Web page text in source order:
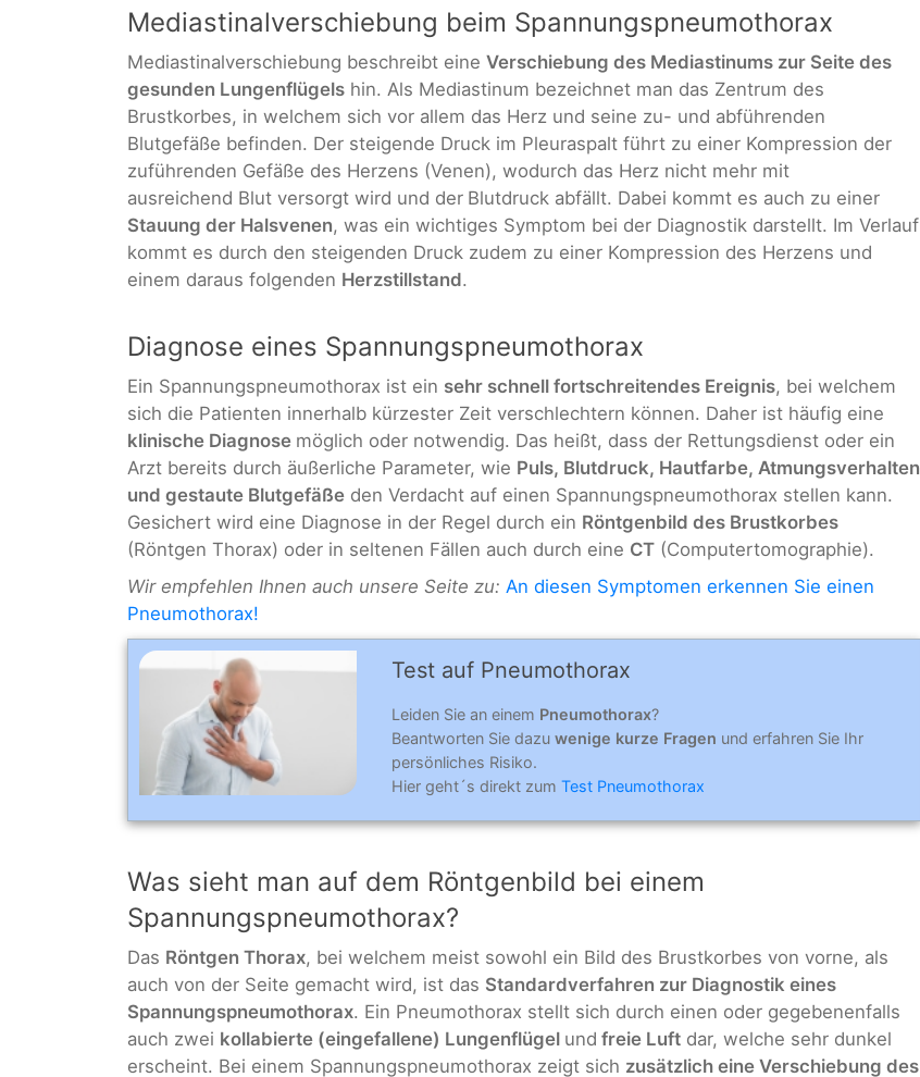
Mediastinalverschiebung beim Spannungspneumothorax
Mediastinalverschiebung beschreibt eine Verschiebung des Mediastinums zur Seite des
gesunden Lungenflügels hin. Als Mediastinum bezeichnet man das Zentrum des
Brustkorbes, in welchem sich vor allem das Herz und seine zu- und abführenden
Blutgefäße befinden. Der steigende Druck im Pleuraspalt führt zu einer Kompression der
zuführenden Gefäße des Herzens (Venen), wodurch das Herz nicht mehr mit
ausreichend Blut versorgt wird und der Blutdruck abfällt. Dabei kommt es auch zu einer
Stauung der Halsvenen, was ein wichtiges Symptom bei der Diagnostik darstellt. Im Verlauf
kommt es durch den steigenden Druck zudem zu einer Kompression des Herzens und
einem daraus folgenden Herzstillstand.
Diagnose eines Spannungspneumothorax
Ein Spannungspneumothorax ist ein sehr schnell fortschreitendes Ereignis, bei welchem
sich die Patienten innerhalb kürzester Zeit verschlechtern können. Daher ist häufig eine
klinische Diagnose möglich oder notwendig. Das heißt, dass der Rettungsdienst oder ein
Arzt bereits durch äußerliche Parameter, wie Puls, Blutdruck, Hautfarbe, Atmungsverhalten
und gestaute Blutgefäße den Verdacht auf einen Spannungspneumothorax stellen kann.
Gesichert wird eine Diagnose in der Regel durch ein Röntgenbild des Brustkorbes
(Röntgen Thorax) oder in seltenen Fällen auch durch eine CT (Computertomographie).
Wir empfehlen Ihnen auch unsere Seite zu: An diesen Symptomen erkennen Sie einen
Pneumothorax!
Test auf Pneumo­thorax
Leiden Sie an einem Pneumothorax?
Beantworten Sie dazu wenige kurze Fragen und erfahren Sie Ihr
persönliches Risiko.
Hier geht´s direkt zum Test Pneumothorax
Was sieht man auf dem Röntgenbild bei einem
Spannungspneumothorax?
Das Röntgen Thorax, bei welchem meist sowohl ein Bild des Brustkorbes von vorne, als
auch von der Seite gemacht wird, ist das Standardverfahren zur Diagnostik eines
Spannungspneumothorax. Ein Pneumothorax stellt sich durch einen oder gegebenenfalls
auch zwei kollabierte (eingefallene) Lungenflügel und freie Luft dar, welche sehr dunkel
erscheint. Bei einem Spannungspneumothorax zeigt sich zusätzlich eine Verschiebung des